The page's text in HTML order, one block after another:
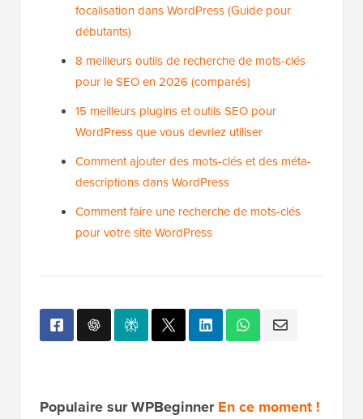
focalisation dans WordPress (Guide pour
débutants)
8 meilleurs outils de recherche de mots-clés
pour le SEO en 2026 (comparés)
15 meilleurs plugins et outils SEO pour
WordPress que vous devriez utiliser
Comment ajouter des mots-clés et des méta-
descriptions dans WordPress
Comment faire une recherche de mots-clés
pour votre site WordPress
Populaire sur WPBeginnerEn ce moment !